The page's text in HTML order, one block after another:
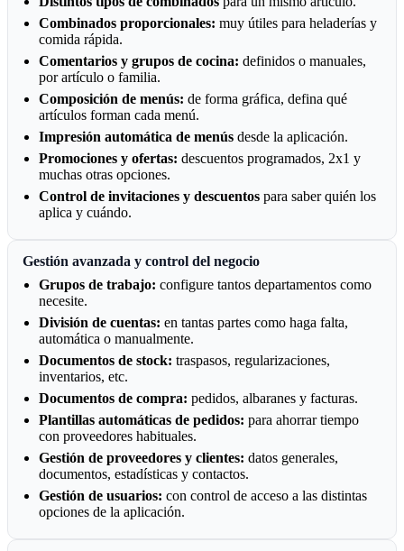
Combinados proporcionales: muy útiles para heladerías y
comida rápida.
Comentarios y grupos de cocina: definidos o manuales,
por artículo o familia.
Composición de menús: de forma gráfica, defina qué
artículos forman cada menú.
Impresión automática de menús desde la aplicación.
Promociones y ofertas: descuentos programados, 2x1 y
muchas otras opciones.
Control de invitaciones y descuentos para saber quién los
aplica y cuándo.
Gestión avanzada y control del negocio
Grupos de trabajo: configure tantos departamentos como
necesite.
División de cuentas: en tantas partes como haga falta,
automática o manualmente.
Documentos de stock: traspasos, regularizaciones,
inventarios, etc.
Documentos de compra: pedidos, albaranes y facturas.
Plantillas automáticas de pedidos: para ahorrar tiempo
con proveedores habituales.
Gestión de proveedores y clientes: datos generales,
documentos, estadísticas y contactos.
Gestión de usuarios: con control de acceso a las distintas
opciones de la aplicación.